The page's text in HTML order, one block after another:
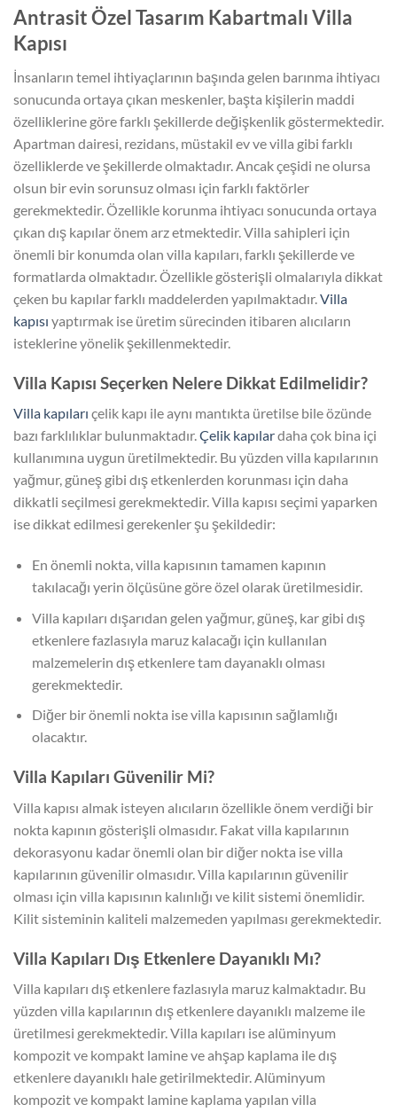
Antrasit Özel Tasarım Kabartmalı Villa
Kapısı
İnsanların temel ihtiyaçlarının başında gelen barınma ihtiyacı
sonucunda ortaya çıkan meskenler, başta kişilerin maddi
özelliklerine göre farklı şekillerde değişkenlik göstermektedir.
Apartman dairesi, rezidans, müstakil ev ve villa gibi farklı
özelliklerde ve şekillerde olmaktadır. Ancak çeşidi ne olursa
olsun bir evin sorunsuz olması için farklı faktörler
gerekmektedir. Özellikle korunma ihtiyacı sonucunda ortaya
çıkan dış kapılar önem arz etmektedir. Villa sahipleri için
önemli bir konumda olan villa kapıları, farklı şekillerde ve
formatlarda olmaktadır. Özellikle gösterişli olmalarıyla dikkat
çeken bu kapılar farklı maddelerden yapılmaktadır.Villa
kapısı yaptırmak ise üretim sürecinden itibaren alıcıların
isteklerine yönelik şekillenmektedir.
Villa Kapısı Seçerken Nelere Dikkat Edilmelidir?
Villa kapıları çelik kapı ile aynı mantıkta üretilse bile özünde
bazı farklılıklar bulunmaktadır.Çelik kapılardaha çok bina içi
kullanımına uygun üretilmektedir. Bu yüzden villa kapılarının
yağmur, güneş gibi dış etkenlerden korunması için daha
dikkatli seçilmesi gerekmektedir. Villa kapısı seçimi yaparken
ise dikkat edilmesi gerekenler şu şekildedir:
En önemli nokta, villa kapısının tamamen kapının
takılacağı yerin ölçüsüne göre özel olarak üretilmesidir.
Villa kapıları dışarıdan gelen yağmur, güneş, kar gibi dış
etkenlere fazlasıyla maruz kalacağı için kullanılan
malzemelerin dış etkenlere tam dayanaklı olması
gerekmektedir.
Diğer bir önemli nokta ise villa kapısının sağlamlığı
olacaktır.
Villa Kapıları Güvenilir Mi?
Villa kapısı almak isteyen alıcıların özellikle önem verdiği bir
nokta kapının gösterişli olmasıdır. Fakat villa kapılarının
dekorasyonu kadar önemli olan bir diğer nokta ise villa
kapılarının güvenilir olmasıdır. Villa kapılarının güvenilir
olması için villa kapısının kalınlığı ve kilit sistemi önemlidir.
Kilit sisteminin kaliteli malzemeden yapılması gerekmektedir.
Villa Kapıları Dış Etkenlere Dayanıklı Mı?
Villa kapıları dış etkenlere fazlasıyla maruz kalmaktadır. Bu
yüzden villa kapılarının dış etkenlere dayanıklı malzeme ile
üretilmesi gerekmektedir. Villa kapıları ise alüminyum
kompozit ve kompakt lamine ve ahşap kaplama ile dış
etkenlere dayanıklı hale getirilmektedir. Alüminyum
kompozit ve kompakt lamine kaplama yapılan villa